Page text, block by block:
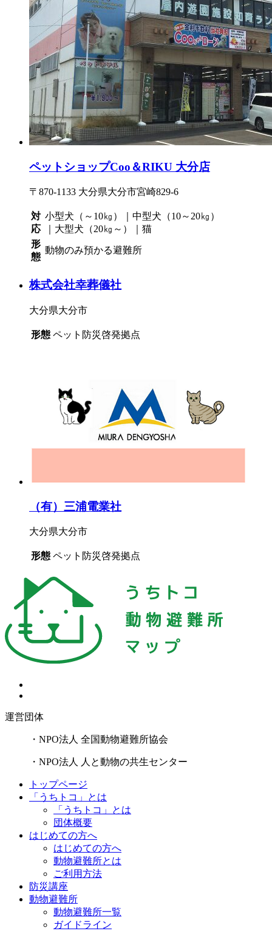
ペットショップCoo＆RIKU 大分店
〒870-1133 大分県大分市宮崎829-6
対
応
小型犬（～10㎏）｜中型犬（10～20㎏）
｜大型犬（20㎏～）｜猫
形
態
動物のみ預かる避難所
株式会社幸葬儀社
大分県大分市
形態 ペット防災啓発拠点
（有）三浦電業社
大分県大分市
形態 ペット防災啓発拠点
運営団体
・NPO法人 全国動物避難所協会
・NPO法人 人と動物の共生センター
トップページ
「うちトコ」とは
「うちトコ」とは
団体概要
はじめての方へ
はじめての方へ
動物避難所とは
ご利用方法
防災講座
動物避難所
動物避難所一覧
ガイドライン